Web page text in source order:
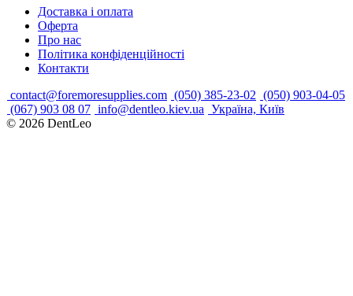
Доставка і оплата
Оферта
Про нас
Політика конфіденційності
Контакти
contact@foremoresupplies.com (050) 385-23-02 (050) 903-04-05
(067) 903 08 07 info@dentleo.kiev.ua Україна, Київ
© 2026 DentLeo